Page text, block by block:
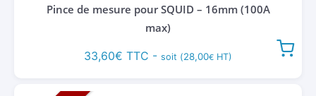
Pince de mesure pour SQUID – 16mm (100A
max)
33,60€ TTC - soit (28,00€ HT)